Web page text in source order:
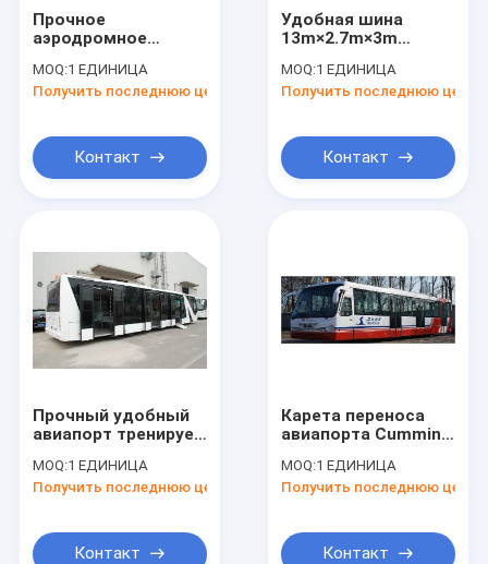
Продукты
О нас
Путешествие фабрики
Новости
Спросите цитату
Прочное
аэродромное
шины пассажира
авиапорта с
MOQ:1 ЕДИНИЦА
Получить последнюю цену
Контакт
Удобная шина
13m×2.7m×3m
рисбермы
авиапорта 77
MOQ:1 ЕДИНИЦА
Получить последнюю цену
Контакт
Прочный удобный
авиапорт тренирует
колеса DC24V
7100mm 240W
MOQ:1 ЕДИНИЦА
Получить последнюю цену
Контакт
Карета переноса
авиапорта Cummins
с регулируемыми
сиденьями
MOQ:1 ЕДИНИЦА
Получить последнюю цену
Контакт